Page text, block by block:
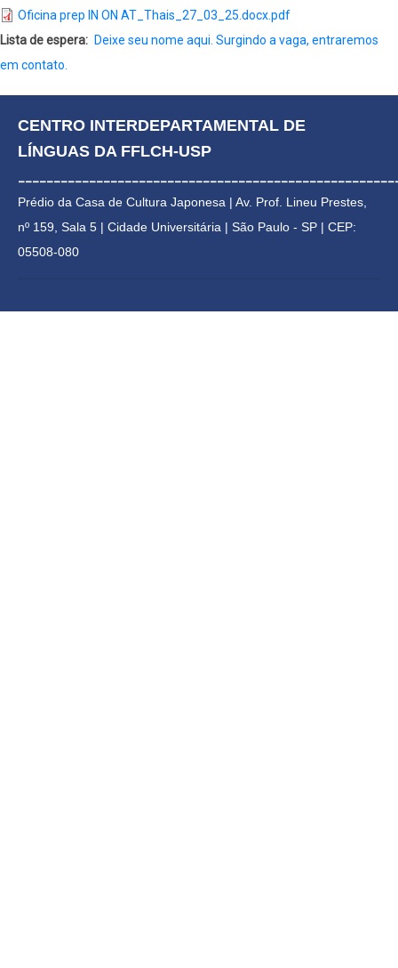
Oficina prep IN ON AT_Thais_27_03_25.docx.pdf
Lista de espera
Deixe seu nome aqui. Surgindo a vaga, entraremos
em contato.
CENTRO INTERDEPARTAMENTAL DE
LÍNGUAS DA FFLCH-USP
Prédio da Casa de Cultura Japonesa | Av. Prof. Lineu Prestes,
nº 159, Sala 5 | Cidade Universitária | São Paulo - SP | CEP:
05508-080